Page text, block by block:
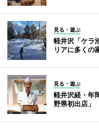
見る・遊ぶ
軽井沢「ケラ
リアに多くの
見る・遊ぶ
軽井沢経・年
野県初出店」